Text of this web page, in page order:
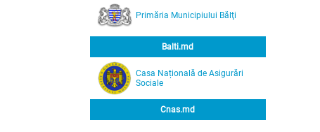
Primăria Municipiului Bălţi
Balti.md
Casa Națională de Asigurări
Sociale
Cnas.md